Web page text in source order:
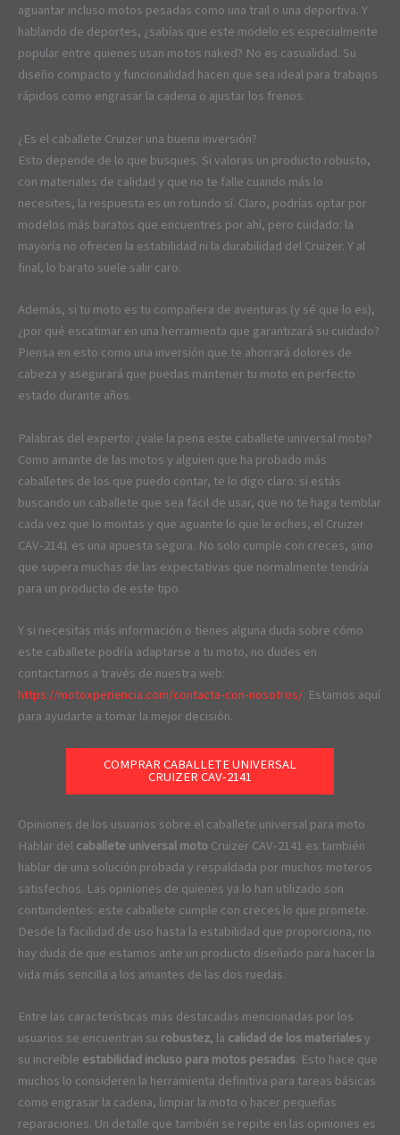
aguantar incluso motos pesadas como una trail o una deportiva. Y
hablando de deportes, ¿sabías que este modelo es especialmente
popular entre quienes usan motos naked? No es casualidad. Su
diseño compacto y funcionalidad hacen que sea ideal para trabajos
rápidos como engrasar la cadena o ajustar los frenos.
¿Es el caballete Cruizer una buena inversión?
Esto depende de lo que busques. Si valoras un producto robusto,
con materiales de calidad y que no te falle cuando más lo
necesites, la respuesta es un rotundo sí. Claro, podrías optar por
modelos más baratos que encuentres por ahí, pero cuidado: la
mayoría no ofrecen la estabilidad ni la durabilidad del Cruizer. Y al
final, lo barato suele salir caro.
Además, si tu moto es tu compañera de aventuras (y sé que lo es),
¿por qué escatimar en una herramienta que garantizará su cuidado?
Piensa en esto como una inversión que te ahorrará dolores de
cabeza y asegurará que puedas mantener tu moto en perfecto
estado durante años.
Palabras del experto: ¿vale la pena este caballete universal moto?
Como amante de las motos y alguien que ha probado más
caballetes de los que puedo contar, te lo digo claro: si estás
buscando un caballete que sea fácil de usar, que no te haga temblar
cada vez que lo montas y que aguante lo que le eches, el Cruizer
CAV-2141 es una apuesta segura. No solo cumple con creces, sino
que supera muchas de las expectativas que normalmente tendría
para un producto de este tipo.
Y si necesitas más información o tienes alguna duda sobre cómo
este caballete podría adaptarse a tu moto, no dudes en
contactarnos a través de nuestra web:
https://motoxperiencia.com/contacta-con-nosotros/. Estamos aquí
para ayudarte a tomar la mejor decisión.
COMPRAR CABALLETE UNIVERSAL
CRUIZER CAV-2141
Opiniones de los usuarios sobre el caballete universal para moto
Hablar delcaballete universal motoCruizer CAV-2141 es también
hablar de una solución probada y respaldada por muchos moteros
satisfechos. Las opiniones de quienes ya lo han utilizado son
contundentes: este caballete cumple con creces lo que promete.
Desde la facilidad de uso hasta la estabilidad que proporciona, no
hay duda de que estamos ante un producto diseñado para hacer la
vida más sencilla a los amantes de las dos ruedas.
Entre las características más destacadas mencionadas por los
usuarios se encuentran su robustez, la calidad de los materialesy
su increíble estabilidad incluso para motos pesadas. Esto hace que
muchos lo consideren la herramienta definitiva para tareas básicas
como engrasar la cadena, limpiar la moto o hacer pequeñas
reparaciones. Un detalle que también se repite en las opiniones es